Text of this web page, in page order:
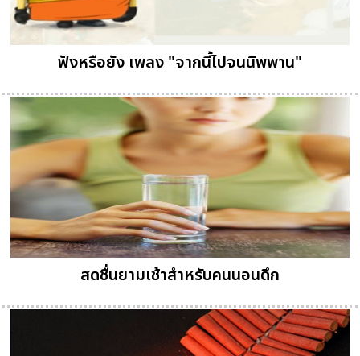
ฟังหรือยัง เพลง "จากนี้ไปจนนิพพาน"
สดชื่นยามเช้าสำหรับคนนอนดึก